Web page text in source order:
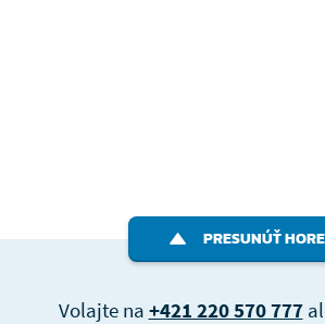
PRESUNÚŤ HORE
Volajte na +421 220 570 777